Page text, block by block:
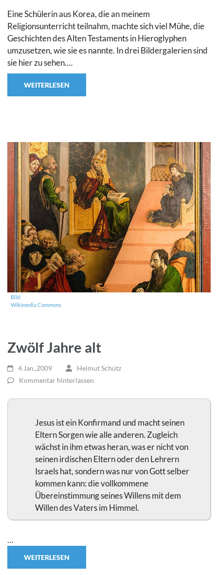
Eine Schülerin aus Korea, die an meinem
Religionsunterricht teilnahm, machte sich viel Mühe, die
Geschichten des Alten Testaments in Hieroglyphen
umzusetzen, wie sie es nannte. In drei Bildergalerien sind
sie hier zu sehen.…
WEITERLESEN
Bild:
Wikimedia Commons
Zwölf Jahre alt
4 Jan.,2009
Helmut Schütz
Kommentar hinterlassen
Jesus ist ein Konfirmand und macht seinen
Eltern Sorgen wie alle anderen. Zugleich
wächst in ihm etwas heran, was er nicht von
seinen irdischen Eltern oder den Lehrern
Israels hat, sondern was nur von Gott selber
kommen kann: die vollkommene
Übereinstimmung seines Willens mit dem
Willen des Vaters im Himmel.
…
WEITERLESEN